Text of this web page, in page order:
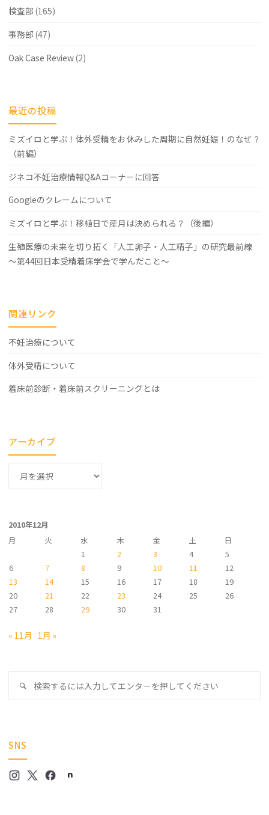
検査部 (165)
事務部 (47)
Oak Case Review(2)
最近の投稿
ミズイロと学ぶ！体外受精をお休みした周期に自然妊娠！のなぜ？
（前編）
ジネコ不妊治療情報Q&Aコーナーに回答
Googleのクレームについて
ミズイロと学ぶ！移植日で産月は決められる？（後編）
生殖医療の未来を切り拓く「人工卵子・人工精子」の研究最前線
～第44回日本受精着床学会で学んだこと～
関連リンク
不妊治療について
体外受精について
着床前診断・着床前スクリーニングとは
アーカイブ
ブ
2010年12月
月
火 水 木 金 土
日
1
2 3 4
5
6
7 8 9 10 11
12
13
14 15 16 17 18
19
20
21 22 23 24 25
26
27
28 29 30 31
« 11月 1月 »
検
SNS